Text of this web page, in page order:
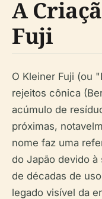
A
Fuji
O Kleiner Fuji (ou
rejeitos cônica
acúmulo de
próximas,
nome faz uma
do Japão devido
de décadas de
legado visível da